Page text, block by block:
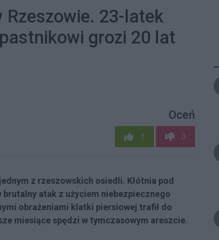
23-latek
grozi 20 lat
Oceń
1 0
z rzeszowskich osiedli. Kłótnia pod
brutalny atak z użyciem niebezpiecznego
obrażeniami klatki piersiowej trafił do
miesiące spędzi w tymczasowym areszcie.